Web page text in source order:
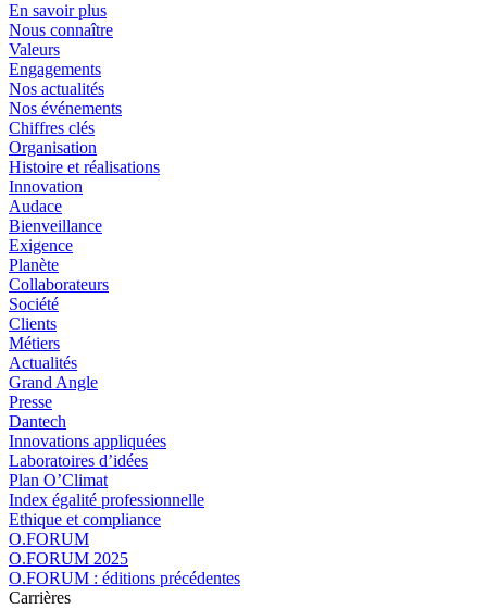
En savoir plus
Nous connaître
Valeurs
Engagements
Nos actualités
Nos événements
Chiffres clés
Organisation
Histoire et réalisations
Innovation
Audace
Bienveillance
Exigence
Planète
Collaborateurs
Société
Clients
Métiers
Actualités
Grand Angle
Presse
Dantech
Innovations appliquées
Laboratoires d’idées
Plan O’Climat
Index égalité professionnelle
Ethique et compliance
O.FORUM
O.FORUM 2025
O.FORUM : éditions précédentes
Carrières